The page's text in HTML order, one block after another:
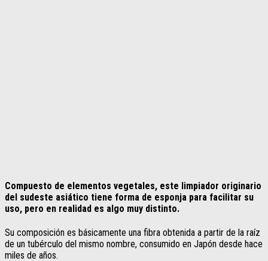
Compuesto de elementos vegetales, este limpiador originario
del sudeste asiático tiene forma de esponja para facilitar su
uso, pero en realidad es algo muy distinto.
Su composición es básicamente una fibra obtenida a partir de la raíz
de un tubérculo del mismo nombre, consumido en Japón desde hace
miles de años.